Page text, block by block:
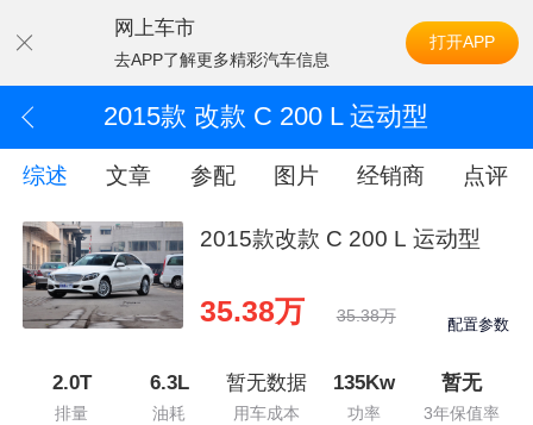
网上车市
去APP了解更多精彩汽车信息
打开APP
2015款 改款 C 200 L 运动型
综述 文章 参配 图片 经销商 点评
2015款改款 C 200 L 运动型
35.38万 35.38万 配置参数
2.0T
排量
6.3L
油耗
暂无数据
用车成本
135Kw
功率
暂无
3年保值率